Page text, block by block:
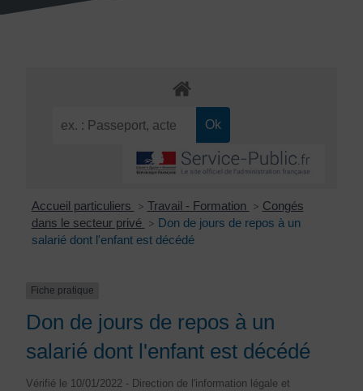
Accueil particuliers > Travail - Formation > Congés
dans le secteur privé
> Don de jours de repos à un
salarié dont l'enfant est décédé
Fiche pratique
Don de jours de repos à un
salarié dont l'enfant est décédé
Vérifié le 10/01/2022 - Direction de l'information légale et